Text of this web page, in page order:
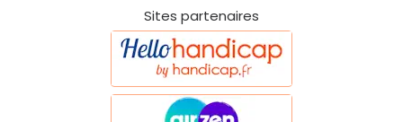
Sites partenaires